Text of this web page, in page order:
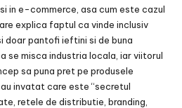
in e-commerce, asa cum este cazul
explica faptul ca vinde inclusiv
doar pantofi ieftini si de buna
se misca industria locala, iar viitorul
sa puna pret pe produsele
invatat care este “secretul
retele de distributie, branding,